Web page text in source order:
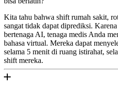
Kita tahu bahwa shift rumah sakit,
sangat tidak dapat diprediksi.
bertenaga AI, tenaga medis Anda
bahasa virtual. Mereka dapat
selama 5 menit di ruang istirahat,
shift mereka.